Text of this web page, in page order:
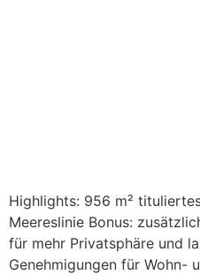
Highlights: 956 m²
Meereslinie Bonus:
für mehr Privatsphäre und
Genehmigungen für Wohn-